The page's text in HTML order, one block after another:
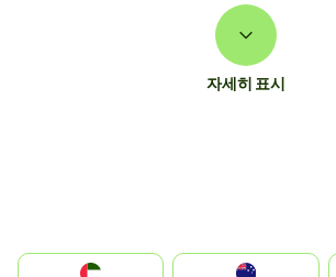
자세히 표시